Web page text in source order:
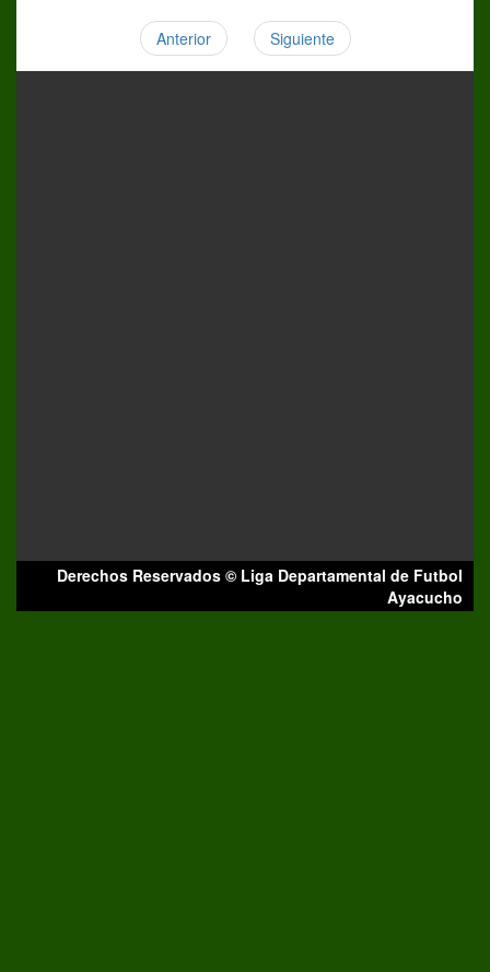
Anterior Siguiente
Derechos Reservados © Liga Departamental de Futbol
Ayacucho